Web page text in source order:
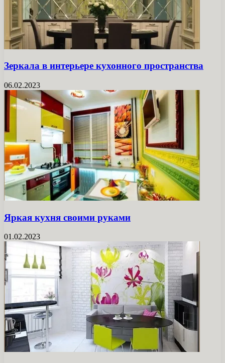
Зеркала в интерьере кухонного пространства
06.02.2023
Яркая кухня своими руками
01.02.2023